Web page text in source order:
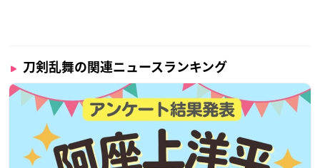
刀剣乱舞の関連ニュースランキング